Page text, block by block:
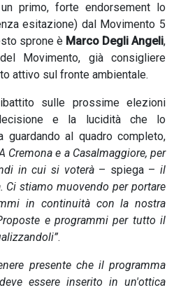
primo, forte endorsement lo
esitazione) dal Movimento 5
sprone è Marco Degli Angeli,
Movimento, già consigliere
attivo sul fronte ambientale.
sulle prossime elezioni
e la lucidità che lo
al quadro completo,
Cremona e a Casalmaggiore, per
in cui si voterà– spiega –il
Ci stiamo muovendo per portare
in continuità con la nostra
e programmi per tutto il
.
presente che il programma
essere inserito in un'ottica